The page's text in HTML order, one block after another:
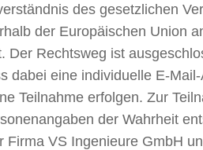
des gesetzlichen
der Europäischen Union
Der Rechtsweg ist
dabei eine individuelle E-
Teilnahme erfolgen. Zur
der Wahrheit
Firma VS Ingenieure GmbH